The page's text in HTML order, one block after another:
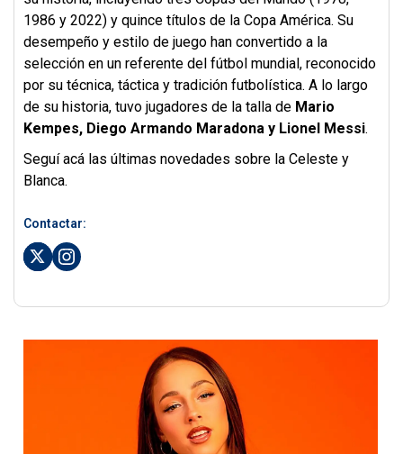
1986 y 2022) y quince títulos de la Copa América. Su
desempeño y estilo de juego han convertido a la
selección en un referente del fútbol mundial, reconocido
por su técnica, táctica y tradición futbolística. A lo largo
de su historia, tuvo jugadores de la talla de Mario
Kempes, Diego Armando Maradona y Lionel Messi.
Seguí acá las últimas novedades sobre la Celeste y
Blanca.
Contactar: